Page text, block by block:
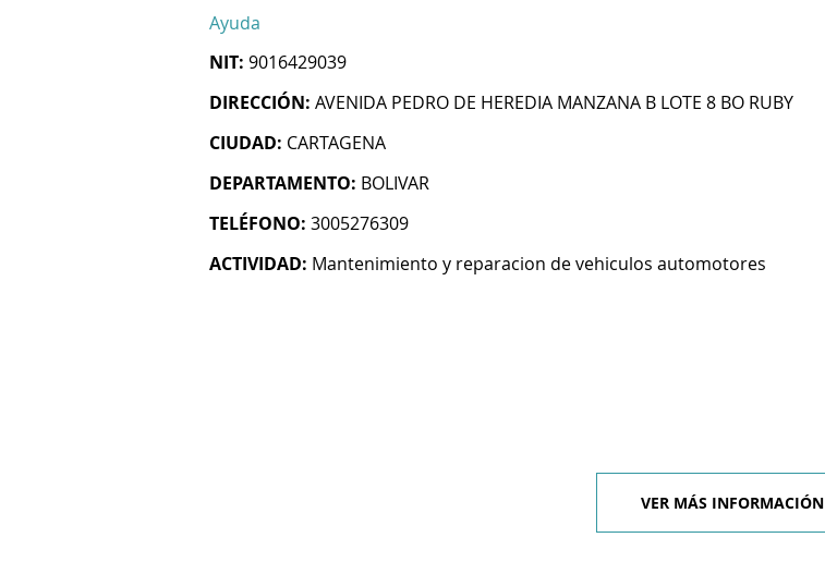
Ayuda
NIT: 9016429039
DIRECCIÓN: AVENIDA PEDRO DE HEREDIA MANZANA B LOTE 8 BO RUBY
CIUDAD: CARTAGENA
DEPARTAMENTO: BOLIVAR
TELÉFONO: 3005276309
ACTIVIDAD: Mantenimiento y reparacion de vehiculos automotores
VER MÁS INFORMACIÓN